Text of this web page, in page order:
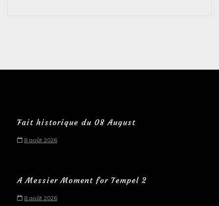
Fait historique du 08 August
8 août 2026
A Messier Moment for Tempel 2
8 août 2026